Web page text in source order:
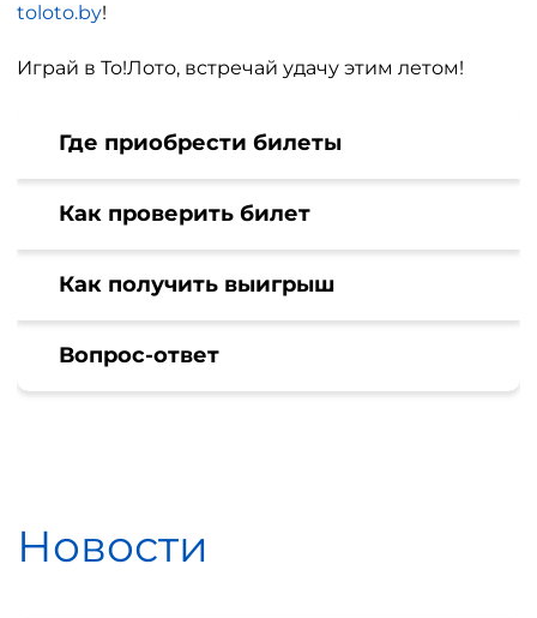
toloto.by!
Играй в То!Лото, встречай удачу этим летом!
Где приобрести билеты
Как проверить билет
Как получить выигрыш
Вопрос-ответ
Новости